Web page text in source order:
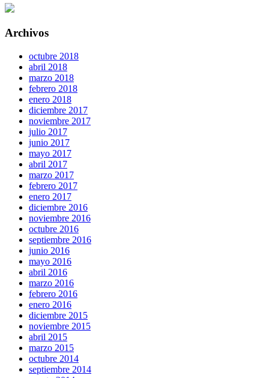
Archivos
octubre 2018
abril 2018
marzo 2018
febrero 2018
enero 2018
diciembre 2017
noviembre 2017
julio 2017
junio 2017
mayo 2017
abril 2017
marzo 2017
febrero 2017
enero 2017
diciembre 2016
noviembre 2016
octubre 2016
septiembre 2016
junio 2016
mayo 2016
abril 2016
marzo 2016
febrero 2016
enero 2016
diciembre 2015
noviembre 2015
abril 2015
marzo 2015
octubre 2014
septiembre 2014